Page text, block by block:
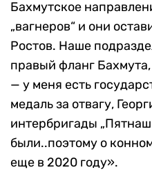
Бахмутское
„вагнеров“ и они
Ростов. Наше
правый фланг
— у меня есть
медаль за отвагу,
интербригады
были..поэтому о
еще в 2020 году».